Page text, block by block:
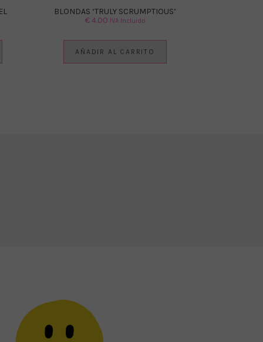
BLONDAS ‘TRULY SCRUMPTIOUS’
€4.00 IVA Incluido
AÑADIR AL CARRITO